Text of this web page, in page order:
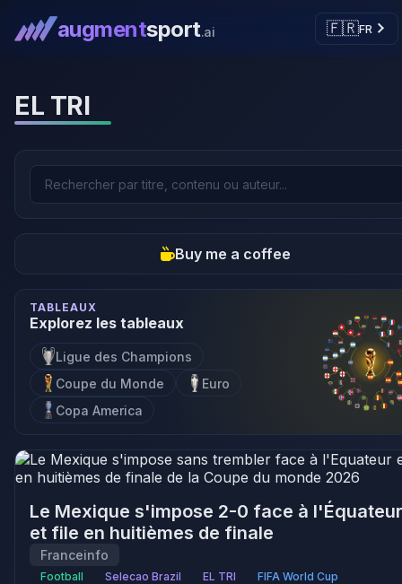
augmentsport.ai 🇫🇷FR
EL TRI
Buy me a coffee
TABLEAUX
Explorez les tableaux
Ligue des Champions
Coupe du Monde
Euro
Copa America
Le Mexique s'impose 2-0 face à l'Équateur
et file en huitièmes de finale
Franceinfo
Football Selecao Brazil EL TRI FIFA World Cup